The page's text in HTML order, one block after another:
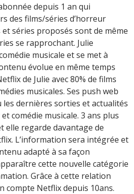
depuis 1 an qui
des films/séries d’horreur
séries proposés sont de même
se rapprochant. Julie
musicale et se met à
évolue en même temps
de Julie avec 80% de films
musicales. Ses push web
dernières sorties et actualités
comédie musicale. 3 ans plus
elle regarde davantage de
L’information sera intégrée et
adapté à sa façon
cette nouvelle catégorie
Grâce à cette relation
compte Netflix depuis 10ans.